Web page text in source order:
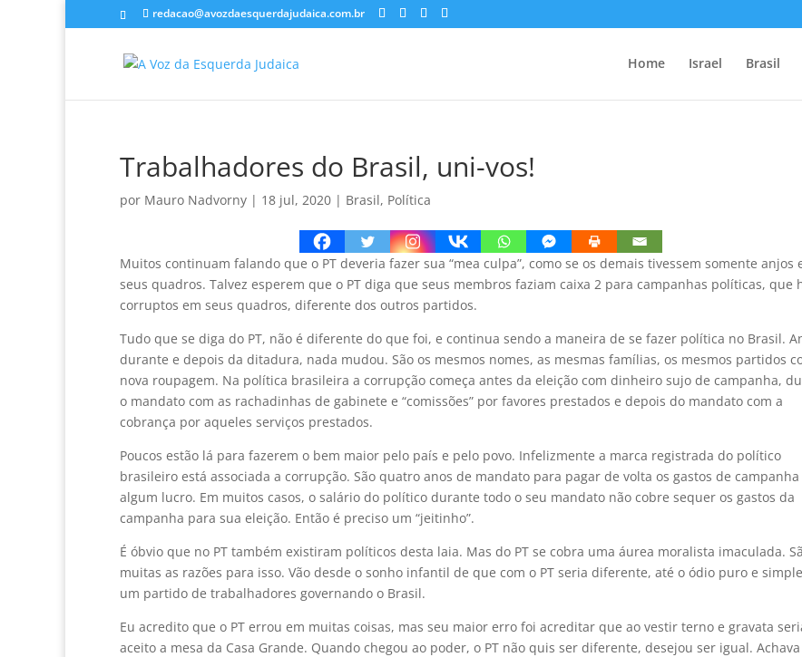
redacao@avozdaesquerdajudaica.com.br
Home Israel Brasil
Trabalhadores do Brasil, uni-vos!
por Mauro Nadvorny | 18 jul, 2020 | Brasil, Política
Muitos continuam falando que o PT deveria fazer sua “mea culpa”, como se os demais tivessem somente anjos
seus quadros. Talvez esperem que o PT diga que seus membros faziam caixa 2 para campanhas políticas, que
corruptos em seus quadros, diferente dos outros partidos.
Tudo que se diga do PT, não é diferente do que foi, e continua sendo a maneira de se fazer política no Brasil.
durante e depois da ditadura, nada mudou. São os mesmos nomes, as mesmas famílias, os mesmos partidos
nova roupagem. Na política brasileira a corrupção começa antes da eleição com dinheiro sujo de campanha,
o mandato com as rachadinhas de gabinete e “comissões” por favores prestados e depois do mandato com a
cobrança por aqueles serviços prestados.
Poucos estão lá para fazerem o bem maior pelo país e pelo povo. Infelizmente a marca registrada do político
brasileiro está associada a corrupção. São quatro anos de mandato para pagar de volta os gastos de
algum lucro. Em muitos casos, o salário do político durante todo o seu mandato não cobre sequer os gastos da
campanha para sua eleição. Então é preciso um “jeitinho”.
É óbvio que no PT também existiram políticos desta laia. Mas do PT se cobra uma áurea moralista imaculada.
muitas as razões para isso. Vão desde o sonho infantil de que com o PT seria diferente, até o ódio puro e
um partido de trabalhadores governando o Brasil.
Eu acredito que o PT errou em muitas coisas, mas seu maior erro foi acreditar que ao vestir terno e gravata
aceito a mesa da Casa Grande. Quando chegou ao poder, o PT não quis ser diferente, desejou ser igual.